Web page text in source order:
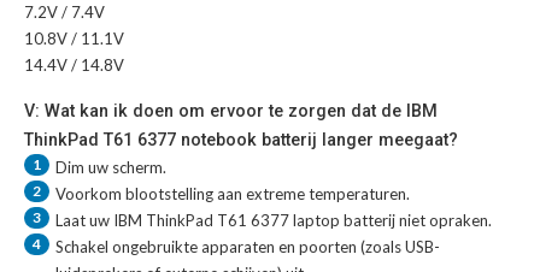
7.2V / 7.4V
10.8V / 11.1V
14.4V / 14.8V
V: Wat kan ik doen om ervoor te zorgen dat de IBM
ThinkPad T61 6377 notebook batterij langer meegaat?
1 Dim uw scherm.
2 Voorkom blootstelling aan extreme temperaturen.
3 Laat uw IBM ThinkPad T61 6377 laptop batterijniet opraken.
4
Schakel ongebruikte apparaten en poorten (zoals USB-